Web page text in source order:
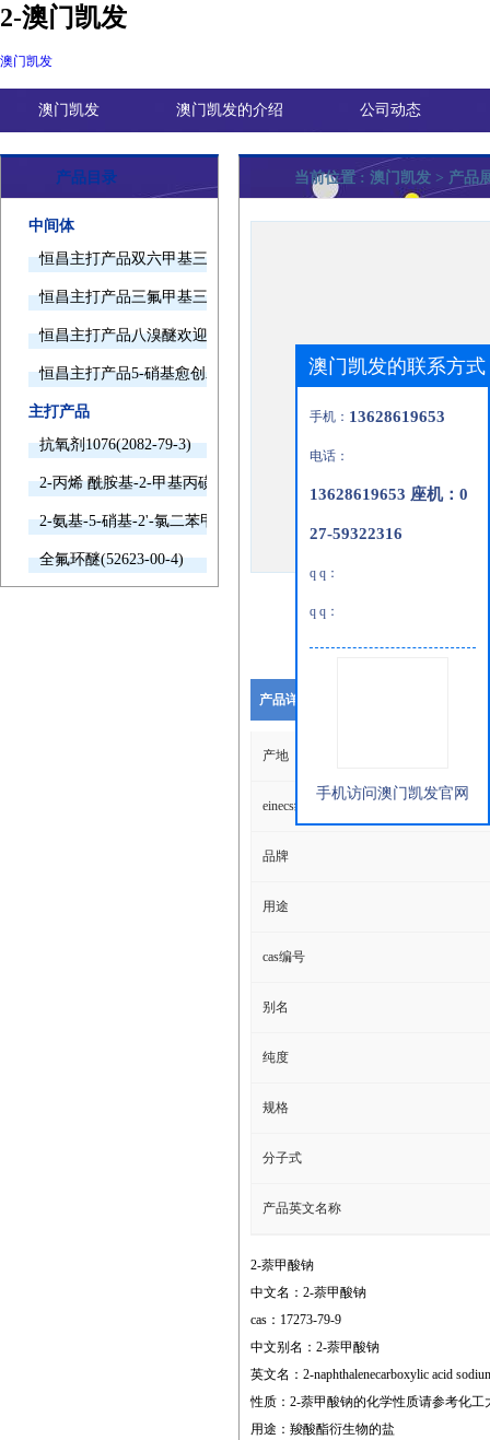
2-澳门凯发
澳门凯发
澳门凯发 澳门凯发的介绍 公司动态
产品目录
中间体
恒昌主打产品双六甲基三胺欢迎询价
恒昌主打产品三氟甲基三甲基硅烷欢迎询价
恒昌主打产品八溴醚欢迎询价
恒昌主打产品5-硝基愈创木酚钠欢迎询价
主打产品
抗氧剂1076(2082-79-3)
2-丙烯 酰胺基-2-甲基丙磺酸(15214-89-8)
2-氨基-5-硝基-2'-氯二苯甲酮(2011-66-7)
全氟环醚(52623-00-4)
当前位置 : 澳门凯发 > 产品
产品详细说明
产地
einecs编号
品牌
用途
cas编号
别名
纯度
规格
分子式
产品英文名称
2-萘甲酸钠
中文名：2-萘甲酸钠
cas：17273-79-9
中文别名：2-萘甲酸钠
英文名：2-naphthalenecarboxylic acid
性质：2-萘甲酸钠的化学性质请参考化工
用途：羧酸酯衍生物的盐
澳门凯发的联系方式
手机： 13628619653
电话：
13628619653 座机：0
27-59322316
q q：
q q：
手机访问澳门凯发官网